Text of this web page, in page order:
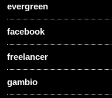
evergreen
facebook
freelancer
gambio